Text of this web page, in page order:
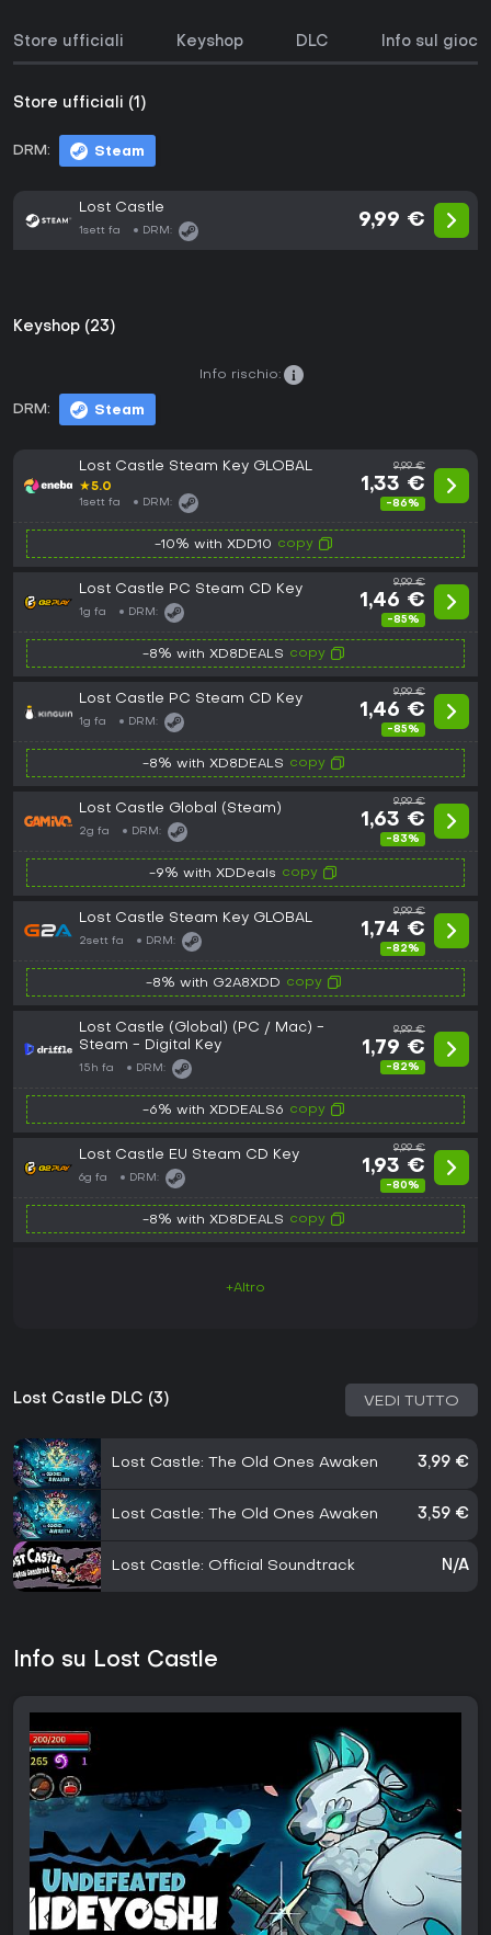
Store ufficiali Keyshop DLC Info sul gioco
Store ufficiali (1)
DRM: Steam
Lost Castle
1sett fa DRM:
9,99 €
Keyshop (23)
DRM: Steam
Info rischio:
Lost Castle Steam Key GLOBAL
★5.0
1sett fa DRM:
9,99 €
1,33 €
-86%
-10% with XDD10 copy
Lost Castle PC Steam CD Key
1g fa DRM:
9,99 €
1,46 €
-85%
-8% with XD8DEALS copy
Lost Castle PC Steam CD Key
1g fa DRM:
9,99 €
1,46 €
-85%
-8% with XD8DEALS copy
Lost Castle Global (Steam)
2g fa DRM:
9,99 €
1,63 €
-83%
-9% with XDDeals copy
Lost Castle Steam Key GLOBAL
2sett fa DRM:
9,99 €
1,74 €
-82%
-8% with G2A8XDD copy
Lost Castle (Global) (PC / Mac) -
Steam - Digital Key
15h fa DRM:
9,99 €
1,79 €
-82%
-6% with XDDEALS6 copy
Lost Castle EU Steam CD Key
6g fa DRM:
9,99 €
1,93 €
-80%
-8% with XD8DEALS copy
+Altro
Lost Castle DLC (3) VEDI TUTTO
Lost Castle: The Old Ones Awaken 3,99 €
Lost Castle: The Old Ones Awaken 3,59 €
Lost Castle: Official Soundtrack N/A
Info su Lost Castle